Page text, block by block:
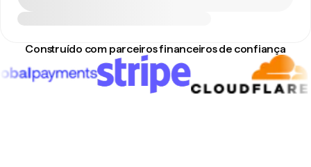
Construído com parceiros financeiros de confiança